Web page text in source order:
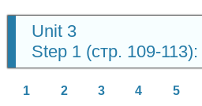
Unit 3
Step 1 (стр. 109-113):
1 2 3 4 5